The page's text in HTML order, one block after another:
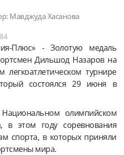
Мавджуда Хасанова
Плюс» - Золотую медаль
Дильшод Назаров на
турнире
состоялся 29 июня в
олимпийском
в этом году соревнования
спорта, в которых приняли
мира.